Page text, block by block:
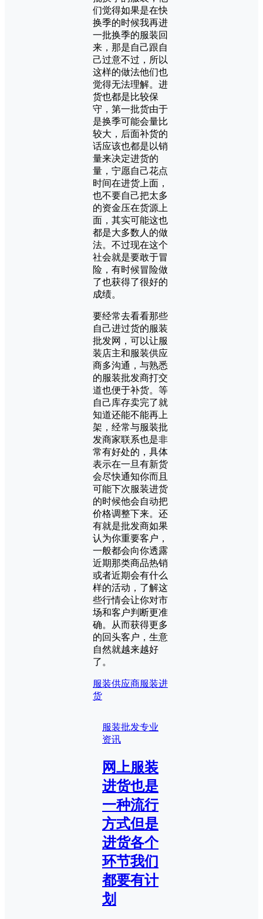
们觉得如果是在快
换季的时候我再进
一批换季的服装回
来，那是自己跟自
己过意不过，所以
这样的做法他们也
觉得无法理解。进
货也都是比较保
守，第一批货由于
是换季可能会量比
较大，后面补货的
话应该也都是以销
量来决定进货的
量，宁愿自己花点
时间在进货上面，
也不要自己把太多
的资金压在货源上
面，其实可能这也
都是大多数人的做
法。不过现在这个
社会就是要敢于冒
险，有时候冒险做
了也获得了很好的
成绩。
要经常去看看那些
自己进过货的服装
批发网，可以让服
装店主和服装供应
商多沟通，与熟悉
的服装批发商打交
道也便于补货。等
自己库存卖完了就
知道还能不能再上
架，经常与服装批
发商家联系也是非
常有好处的，具体
表示在一旦有新货
会尽快通知你而且
可能下次服装进货
的时候他会自动把
价格调整下来。还
有就是批发商如果
认为你重要客户，
一般都会向你透露
近期那类商品热销
或者近期会有什么
样的活动，了解这
些行情会让你对市
场和客户判断更准
确。从而获得更多
的回头客户，生意
自然就越来越好
了。
服装供应商服装进
货
服装批发专业
资讯
网上服装
进货也是
一种流行
方式但是
进货各个
环节我们
都要有计
划